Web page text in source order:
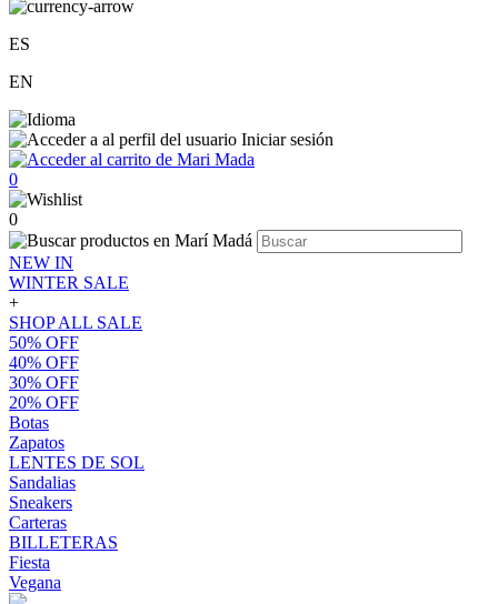
ES
EN
Iniciar sesión
0
0
NEW IN
WINTER SALE
+
SHOP ALL SALE
50% OFF
40% OFF
30% OFF
20% OFF
Botas
Zapatos
LENTES DE SOL
Sandalias
Sneakers
Carteras
BILLETERAS
Fiesta
Vegana